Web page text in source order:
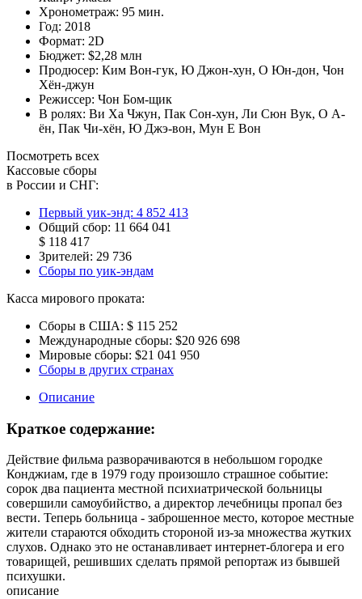
Хронометраж: 95 мин.
Год: 2018
Формат: 2D
Бюджет: $2,28 млн
Продюсер: Ким Вон-гук, Ю Джон-хун, О Юн-дон, Чон
Хён-джун
Режиссер: Чон Бом-щик
В ролях: Ви Ха Чжун, Пак Сон-хун, Ли Сюн Вук, О А-
ён, Пак Чи-хён, Ю Джэ-вон, Мун Е Вон
Посмотреть всех
Кассовые сборы
в России и СНГ:
Первый уик-энд: 4 852 413
Общий сбор: 11 664 041
$ 118 417
Зрителей: 29 736
Сборы по уик-эндам
Касса мирового проката:
Сборы в США: $ 115 252
Международные сборы: $20 926 698
Мировые сборы: $21 041 950
Сборы в других странах
Описание
Краткое содержание:
Действие фильма разворачиваются в небольшом городке
Конджиам, где в 1979 году произошло страшное событие:
сорок два пациента местной психиатрической больницы
совершили самоубийство, а директор лечебницы пропал без
вести. Теперь больница - заброшенное место, которое местные
жители стараются обходить стороной из-за множества жутких
слухов. Однако это не останавливает интернет-блогера и его
товарищей, решивших сделать прямой репортаж из бывшей
психушки.
описание